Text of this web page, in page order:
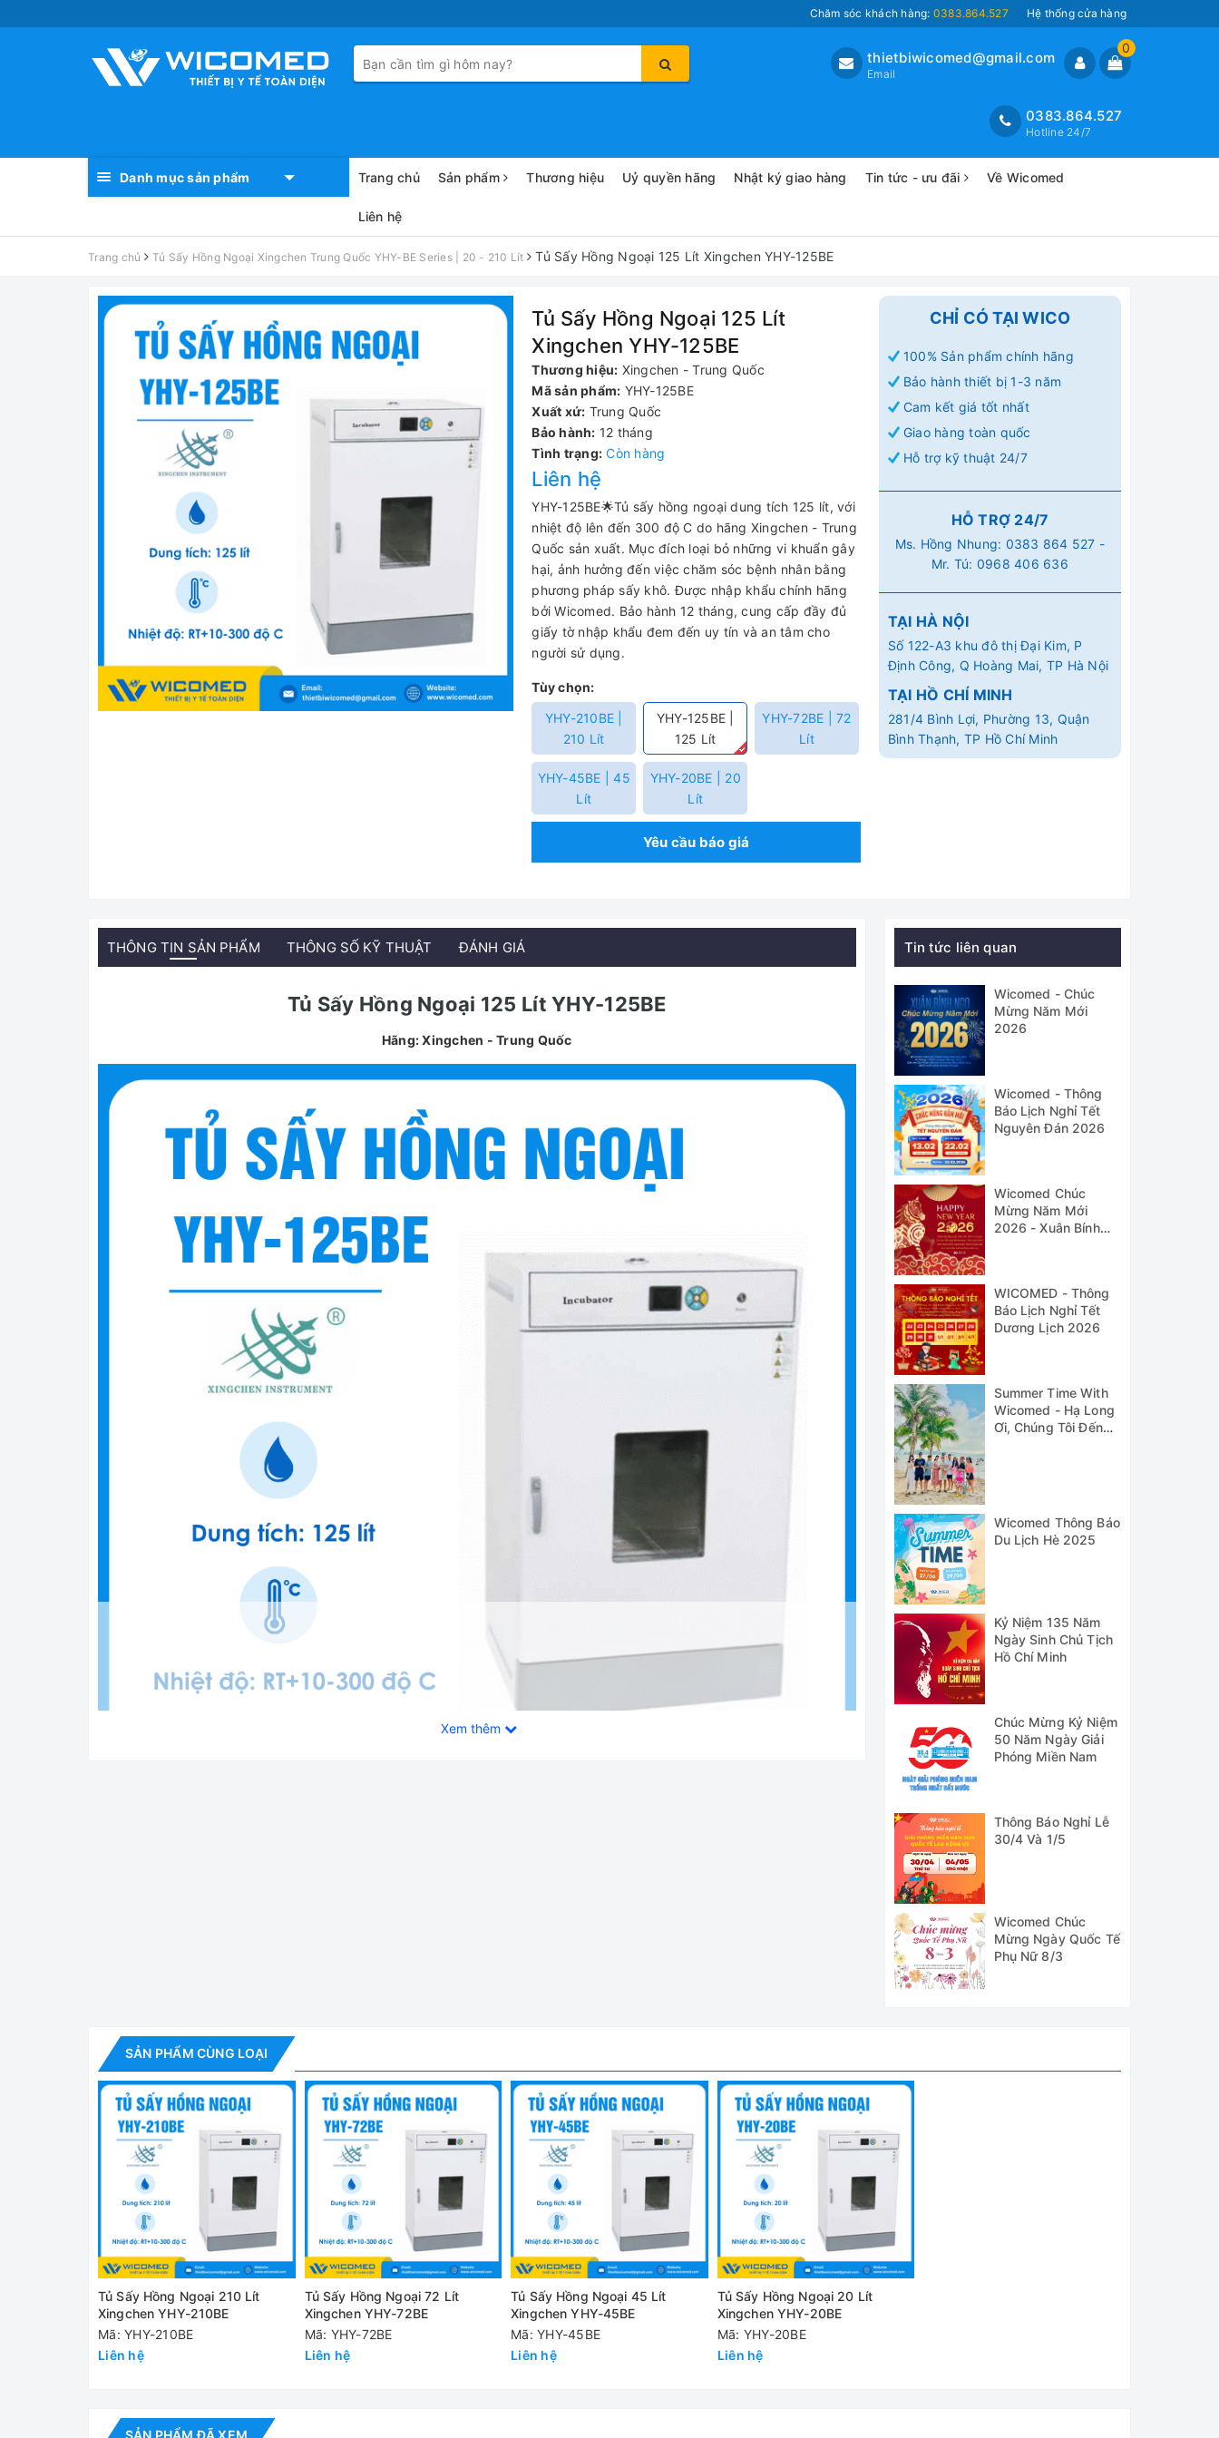
Chăm sóc khách hàng: 0383.864.527 Hệ thống cửa hàng
0
thietbiwicomed@gmail.com
Email
0383.864.527
Hotline 24/7
Danh mục sản phẩm Trang chủ Sản phẩm Thương hiệu Uỷ quyền hãng Nhật ký giao hàng Tin tức - ưu đãi Về Wicomed
Liên hệ
Trang chủ Tủ Sấy Hồng Ngoại Xingchen Trung Quốc YHY-BE Series | 20 - 210 Lít Tủ Sấy Hồng Ngoại 125 Lít Xingchen YHY-125BE
Tủ Sấy Hồng Ngoại 125 Lít
Xingchen YHY-125BE
Thương hiệu: Xingchen - Trung Quốc
Mã sản phẩm: YHY-125BE
Xuất xứ: Trung Quốc
Bảo hành: 12 tháng
Tình trạng: Còn hàng
Liên hệ
YHY-125BE🌟Tủ sấy hồng ngoại dung tích 125 lít, với
nhiệt độ lên đến 300 độ C do hãng Xingchen - Trung
Quốc sản xuất. Mục đích loại bỏ những vi khuẩn gây
hại, ảnh hưởng đến việc chăm sóc bệnh nhân bằng
phương pháp sấy khô. Được nhập khẩu chính hãng
bởi Wicomed. Bảo hành 12 tháng, cung cấp đầy đủ
giấy tờ nhập khẩu đem đến uy tín và an tâm cho
người sử dụng.
Tùy chọn:
YHY-210BE |
210 Lít
YHY-125BE |
125 Lít
YHY-72BE | 72
Lít
YHY-45BE | 45
Lít
YHY-20BE | 20
Lít
Yêu cầu báo giá
CHỈ CÓ TẠI WICO
100% Sản phẩm chính hãng
Bảo hành thiết bị 1-3 năm
Cam kết giá tốt nhất
Giao hàng toàn quốc
Hỗ trợ kỹ thuật 24/7
HỖ TRỢ 24/7
Ms. Hồng Nhung: 0383 864 527 -
Mr. Tú: 0968 406 636
TẠI HÀ NỘI
Số 122-A3 khu đô thị Đại Kim, P
Định Công, Q Hoàng Mai, TP Hà Nội
TẠI HỒ CHÍ MINH
281/4 Bình Lợi, Phường 13, Quận
Bình Thạnh, TP Hồ Chí Minh
THÔNG TIN SẢN PHẨM THÔNG SỐ KỸ THUẬT ĐÁNH GIÁ
Tủ Sấy Hồng Ngoại 125 Lít YHY-125BE
Hãng: Xingchen - Trung Quốc
✅ Gia nhiệt nhanh chóng, làm nóng không khí có quạt cưỡng bức giúp nhiệt độ đồng đều, thời gian sấy khô và tiệt trùng
được rút ngắn
✅ An toàn : Hệ thống cảnh báo độc lập, dừng hoạt động đảm bảo an toàn khi quá nhiệt.
✅ Tủ sấy hồng ngoại YHY-125BE được thiết kế với vỏ ngoài được làm bằng thép tấm cán nguội chất lượng cao, và bề mặt
được xử lý bằng quy trình phun tĩnh điện. Nó có vẻ ngoài đẹp, chống ăn mòn và độ bền cao.
✅ Buồng làm việc bên trong sử dụng thép không gỉ giúp cho việc vệ sinh thuận tiện hơn.
✅ Tủ được trang bị cửa kép với ô cửa kính rộng giúp người dùng dễ dàng quan sát quá trình sấy bên trong tủ. Ngoài ra
cửa buồng được trang bị dải ron cao su xung quang buồng tủ giúp cánh cửa kín hơn.
✅ Tủ được thiết kế cách nhiệt tốt giúp tiết kiệm điện đồng thời an toàn cho người dùng khi sử dụng.
✅ Tủ sử dụng thiết bị điều khiển nhiệt độ thông minh PID và màn hình hiển thị LCD kiểm soát nhiệt độ thuận tiện và chính
xác.
✅ An toàn : Hệ thống cảnh báo độc lập, dừng hoạt động đảm bảo an toàn khi quá nhiệt.
cảnh báo SMS và các chức năng khác ( Option)
Xem thêm
Tin tức liên quan
Wicomed - Chúc
Mừng Năm Mới
2026
Wicomed - Thông
Báo Lịch Nghỉ Tết
Nguyên Đán 2026
Wicomed Chúc
Mừng Năm Mới
2026 - Xuân Bính
WICOMED - Thông
Báo Lịch Nghỉ Tết
Dương Lịch 2026
Summer Time With
Wicomed - Hạ Long
Ơi, Chúng Tôi Đến
Wicomed Thông Báo
Du Lịch Hè 2025
Kỷ Niệm 135 Năm
Ngày Sinh Chủ Tịch
Hồ Chí Minh
Chúc Mừng Kỷ Niệm
50 Năm Ngày Giải
Phóng Miền Nam
Thông Báo Nghỉ Lễ
30/4 Và 1/5
Wicomed Chúc
Mừng Ngày Quốc Tế
Phụ Nữ 8/3
SẢN PHẨM CÙNG LOẠI
Tủ Sấy Hồng Ngoại 210 Lít
Xingchen YHY-210BE
Mã: YHY-210BE
Liên hệ
Tủ Sấy Hồng Ngoại 72 Lít
Xingchen YHY-72BE
Mã: YHY-72BE
Liên hệ
Tủ Sấy Hồng Ngoại 45 Lít
Xingchen YHY-45BE
Mã: YHY-45BE
Liên hệ
Tủ Sấy Hồng Ngoại 20 Lít
Xingchen YHY-20BE
Mã: YHY-20BE
Liên hệ
SẢN PHẨM ĐÃ XEM